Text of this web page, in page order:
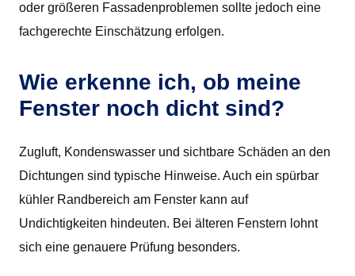
oder größeren Fassadenproblemen sollte jedoch eine
fachgerechte Einschätzung erfolgen.
Wie erkenne ich, ob meine
Fenster noch dicht sind?
Zugluft, Kondenswasser und sichtbare Schäden an den
Dichtungen sind typische Hinweise. Auch ein spürbar
kühler Randbereich am Fenster kann auf
Undichtigkeiten hindeuten. Bei älteren Fenstern lohnt
sich eine genauere Prüfung besonders.